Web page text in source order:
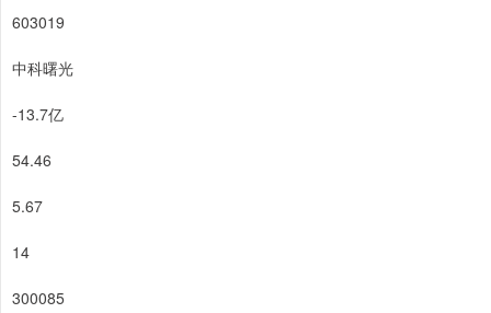
603019
中科曙光
-13.7亿
54.46
5.67
14
300085